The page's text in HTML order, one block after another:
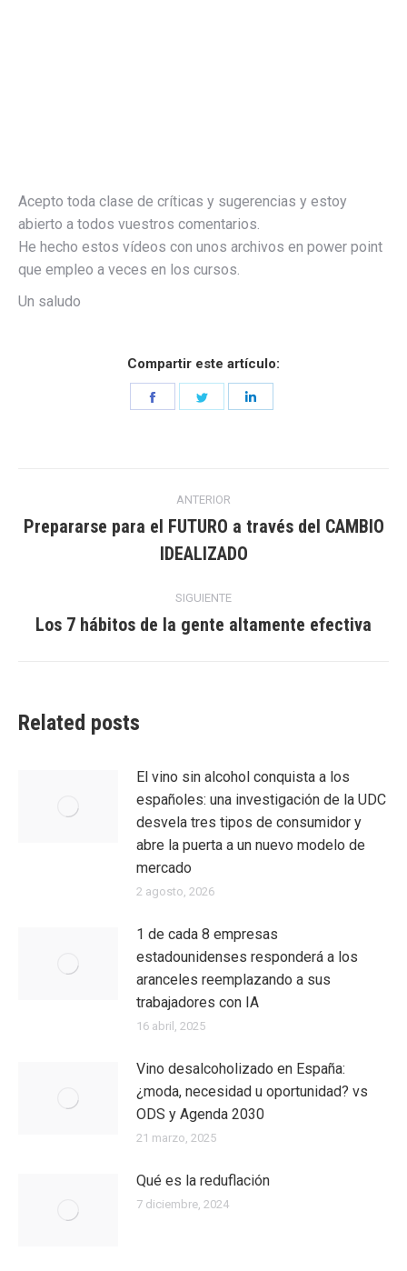
Acepto toda clase de críticas y sugerencias y estoy
abierto a todos vuestros comentarios.
He hecho estos vídeos con unos archivos en power point
que empleo a veces en los cursos.
Un saludo
Compartir este artículo:
Share
entre
ANTERIOR
anterior:
Prepararse para el FUTURO a través del CAMBIO
IDEALIZADO
SIGUIENTE
Entrada
Los 7 hábitos de la gente altamente efectiva
Related posts
El vino sin alcohol conquista a los
españoles: una investigación de la UDC
desvela tres tipos de consumidor y
abre la puerta a un nuevo modelo de
mercado
2 agosto, 2026
1 de cada 8 empresas
estadounidenses responderá a los
aranceles reemplazando a sus
trabajadores con IA
16 abril, 2025
Vino desalcoholizado en España:
¿moda, necesidad u oportunidad? vs
ODS y Agenda 2030
21 marzo, 2025
Qué es la reduflación
7 diciembre, 2024